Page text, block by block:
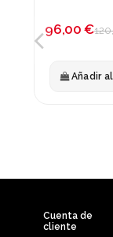
96,00 €
Añadir
Cuenta de
cliente